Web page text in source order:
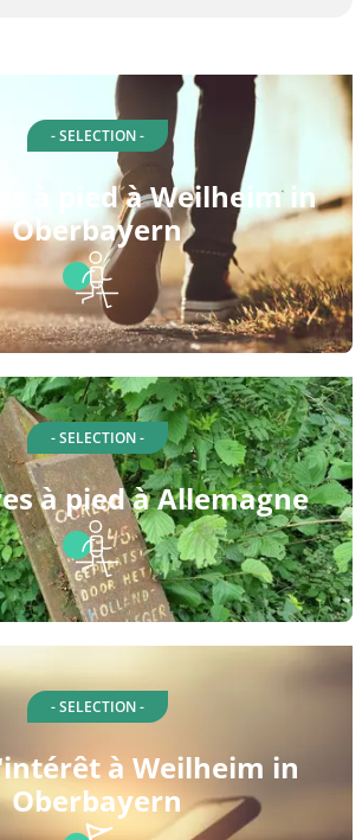
- SELECTION -
à pied à Weilheim in
Oberbayern
- SELECTION -
à pied à Allemagne
- SELECTION -
à Weilheim in
Oberbayern